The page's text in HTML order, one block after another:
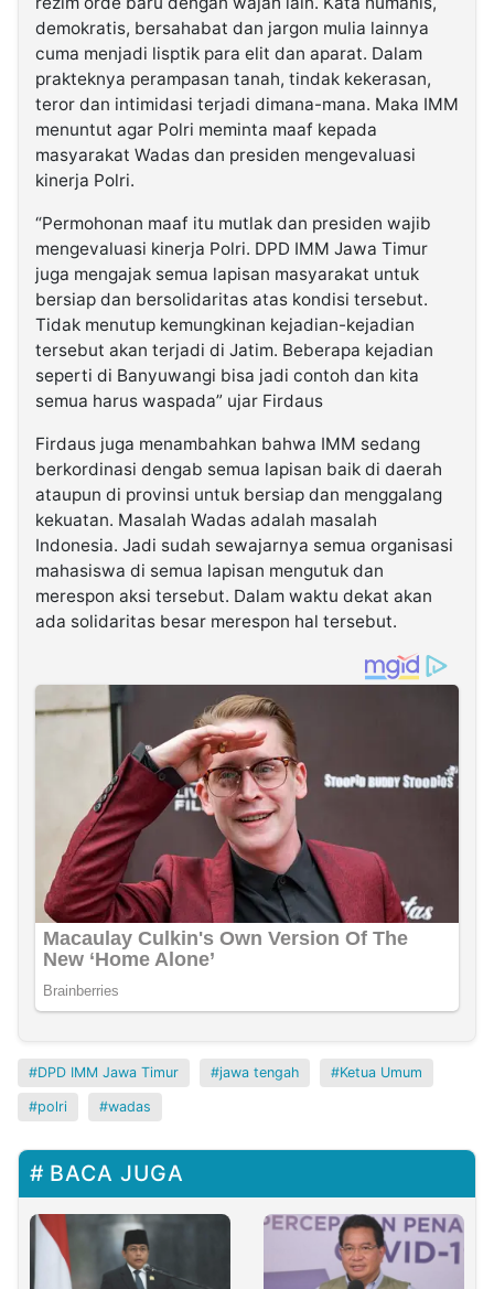
demokratis, bersahabat dan jargon mulia lainnya
cuma menjadi lisptik para elit dan aparat. Dalam
prakteknya perampasan tanah, tindak kekerasan,
teror dan intimidasi terjadi dimana-mana. Maka IMM
menuntut agar Polri meminta maaf kepada
masyarakat Wadas dan presiden mengevaluasi
kinerja Polri.
“Permohonan maaf itu mutlak dan presiden wajib
mengevaluasi kinerja Polri. DPD IMM Jawa Timur
juga mengajak semua lapisan masyarakat untuk
bersiap dan bersolidaritas atas kondisi tersebut.
Tidak menutup kemungkinan kejadian-kejadian
tersebut akan terjadi di Jatim. Beberapa kejadian
seperti di Banyuwangi bisa jadi contoh dan kita
semua harus waspada” ujar Firdaus
Firdaus juga menambahkan bahwa IMM sedang
berkordinasi dengab semua lapisan baik di daerah
ataupun di provinsi untuk bersiap dan menggalang
kekuatan. Masalah Wadas adalah masalah
Indonesia. Jadi sudah sewajarnya semua organisasi
mahasiswa di semua lapisan mengutuk dan
merespon aksi tersebut. Dalam waktu dekat akan
ada solidaritas besar merespon hal tersebut.
DPD IMM Jawa Timur jawa tengah Ketua Umum
polri wadas
BACA JUGA